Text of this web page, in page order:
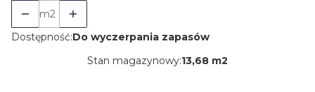
m2
Dostępność:Do wyczerpania zapasów
Stan magazynowy:13,68 m2